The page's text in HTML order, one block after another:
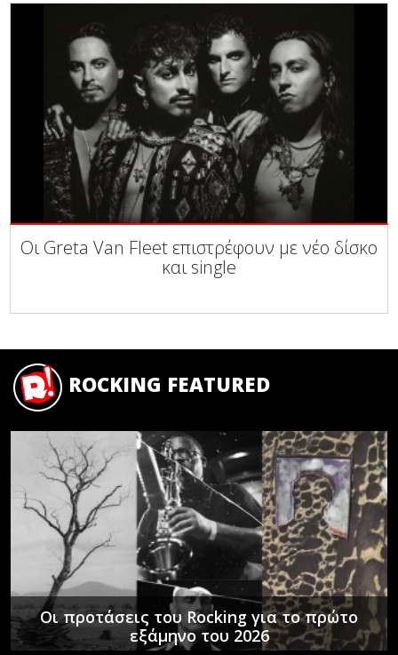
Οι Greta Van Fleet επιστρέφουν με νέο δίσκο
και single
ROCKING FEATURED
Οι προτάσεις του Rocking για το πρώτο
εξάμηνο του 2026